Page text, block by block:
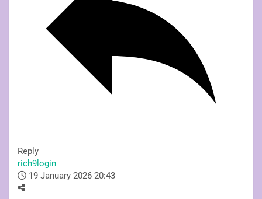
Reply
rich9login
19 January 2026 20:43